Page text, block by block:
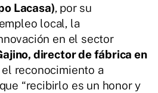
Lacasa), por su
local, la
en el sector
director de fábrica en
reconocimiento a
“recibirlo es un honor y